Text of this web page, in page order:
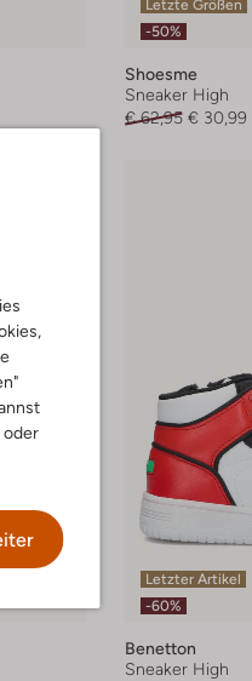
oder
Letzte Größen
-50%
Shoesme
Sneaker High
€ 62,95 € 30,99
Letzter Artikel
-60%
Benetton
Sneaker High